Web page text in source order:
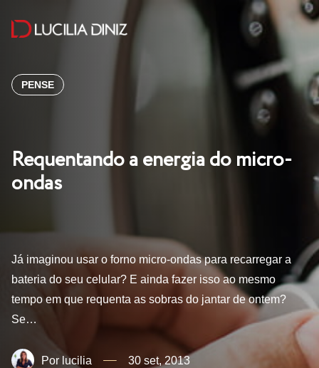
PENSE
Requentando a energia do micro-
ondas
Já imaginou usar o forno micro-ondas para recarregar a
bateria do seu celular? E ainda fazer isso ao mesmo
tempo em que requenta as sobras do jantar de ontem?
Se…
lucilia 30 set, 2013